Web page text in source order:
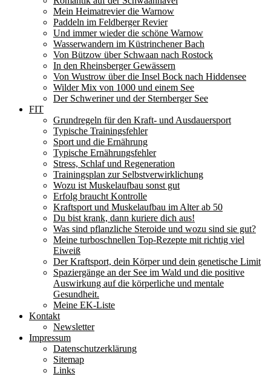
Mein Heimatrevier die Warnow
Paddeln im Feldberger Revier
Und immer wieder die schöne Warnow
Wasserwandern im Küstrinchener Bach
Von Bützow über Schwaan nach Rostock
In den Rheinsberger Gewässern
Von Wustrow über die Insel Bock nach Hiddensee
Wilder Mix von 1000 und einem See
Der Schweriner und der Sternberger See
FIT
Grundregeln für den Kraft- und Ausdauersport
Typische Trainingsfehler
Sport und die Ernährung
Typische Ernährungsfehler
Stress, Schlaf und Regeneration
Trainingsplan zur Selbstverwirklichung
Wozu ist Muskelaufbau sonst gut
Erfolg braucht Kontrolle
Kraftsport und Muskelaufbau im Alter ab 50
Du bist krank, dann kuriere dich aus!
Was sind pflanzliche Steroide und wozu sind sie gut?
Meine turboschnellen Top-Rezepte mit richtig viel
Eiweiß
Der Kraftsport, dein Körper und dein genetische Limit
Spaziergänge an der See im Wald und die positive
Auswirkung auf die körperliche und mentale
Gesundheit.
Meine EK-Liste
Kontakt
Newsletter
Impressum
Datenschutzerklärung
Sitemap
Links